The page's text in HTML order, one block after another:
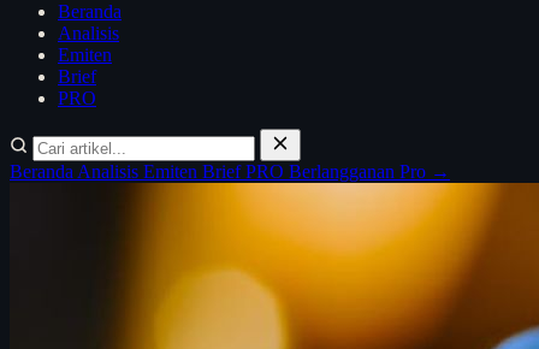
Beranda
Analisis
Emiten
Brief
PRO
Beranda Analisis Emiten BriefPRO Berlangganan Pro →